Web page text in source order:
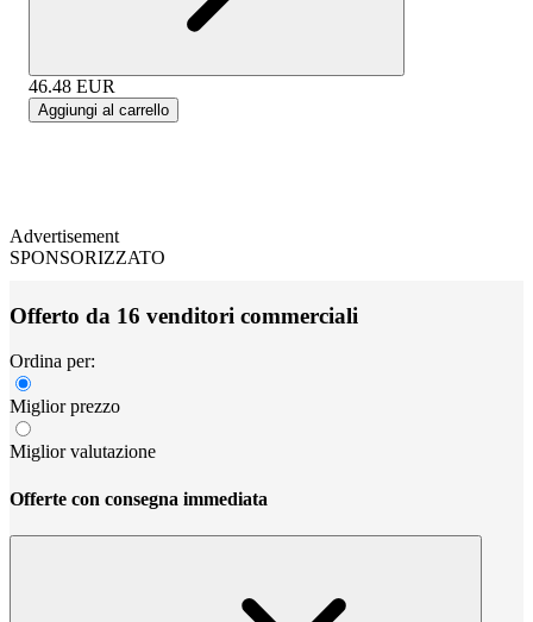
46.48 EUR
Aggiungi al carrello
Advertisement
SPONSORIZZATO
Offerto da 16 venditori commerciali
Ordina per:
Miglior prezzo
Miglior valutazione
Offerte con consegna immediata